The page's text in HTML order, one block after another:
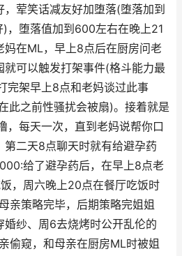
荤笑话减友好加堕落(堕落加到
，堕落值加到600左右在晚上21
妈在ML，早上8点后在厨房问老
就可以触发打架事件(格斗能力最
完架早上8点和老妈谈过此事
此之前性骚扰会被扇)。接着就是
，每天一次，直到老妈说帮你口
第二天8点聊天时就有给避孕药
给了避孕药后，在早上8点老
，周六晚上20点在餐厅吃饭时
亲策略完毕，后期策略完姐姐
婚纱、周6去烧烤时公开乱伦的
偷窥，和母亲在厨房ML时被姐